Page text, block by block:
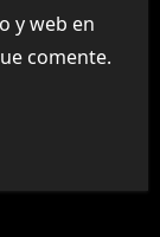
y web en
comente.